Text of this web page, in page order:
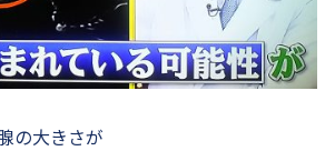
の大きさが